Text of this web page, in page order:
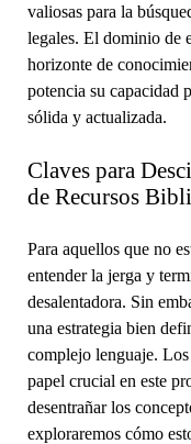
valiosas para la
legales. El dominio de
horizonte de
potencia su capacidad
sólida y actualizada.
Claves para
de Recursos
Para aquellos que no
entender la jerga y
desalentadora. Sin
una estrategia bien
complejo lenguaje.
papel crucial en este
desentrañar los
exploraremos cómo